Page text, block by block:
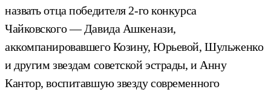
назвать отца победителя 2-го конкурса
Чайковского — Давида Ашкенази,
аккомпанировавшего Козину, Юрьевой, Шульженко
и другим звездам советской эстрады, и Анну
Кантор, воспитавшую звезду современного